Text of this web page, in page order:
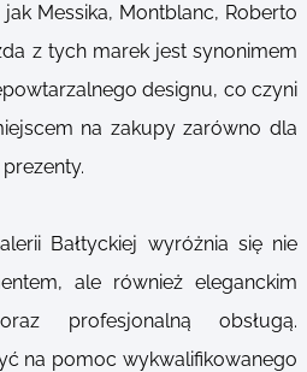
Messika, Montblanc, Roberto
z tych marek jest synonimem
designu, co czyni
na zakupy zarówno dla
Bałtyckiej wyróżnia się nie
ale również eleganckim
profesjonalną obsługą.
na pomoc wykwalifikowanego